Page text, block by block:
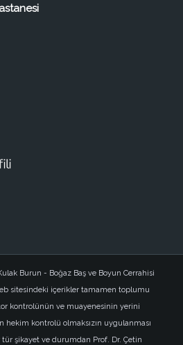
Burun - Boğaz Baş ve Boyun Cerrahisi
sitesindeki içerikler tamamen toplumu
kontrolünün ve muayenesinin yerini
kontrolü olmaksızın uygulanması
şikayet ve durumdan Prof. Dr. Çetin